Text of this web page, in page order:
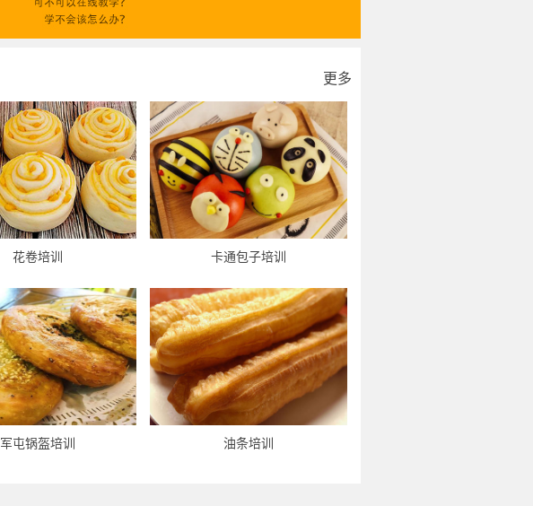
更多
花卷培训 卡通包子培训
军屯锅盔培训 油条培训